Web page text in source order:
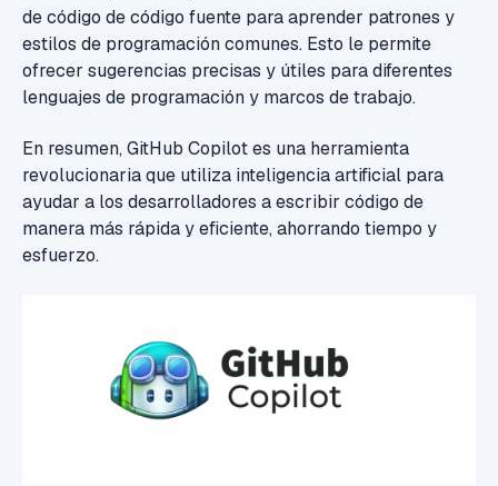
de código de código fuente para aprender patrones y
estilos de programación comunes. Esto le permite
ofrecer sugerencias precisas y útiles para diferentes
lenguajes de programación y marcos de trabajo.
En resumen, GitHub Copilot es una herramienta
revolucionaria que utiliza inteligencia artificial para
ayudar a los desarrolladores a escribir código de
manera más rápida y eficiente, ahorrando tiempo y
esfuerzo.